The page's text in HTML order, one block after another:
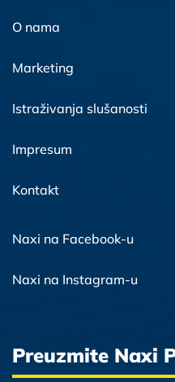
O nama
Marketing
Istraživanja slušanosti
Impresum
Kontakt
Naxi na Facebook-u
Naxi na Instagram-u
Preuzmite Naxi